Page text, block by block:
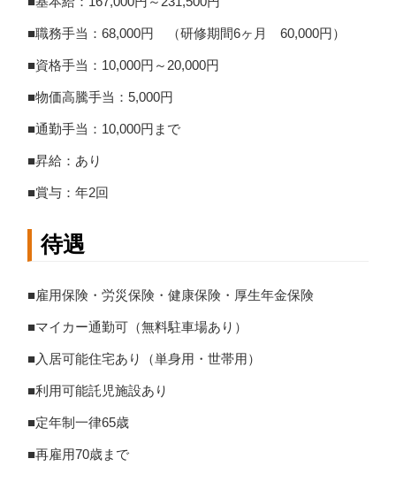
■職務手当：68,000円 （研修期間6ヶ月 60,000円）
■資格手当：10,000円～20,000円
■物価高騰手当：5,000円
■通勤手当：10,000円まで
■昇給：あり
■賞与：年2回
待遇
■雇用保険・労災保険・健康保険・厚生年金保険
■マイカー通勤可（無料駐車場あり）
■入居可能住宅あり（単身用・世帯用）
■利用可能託児施設あり
■定年制一律65歳
■再雇用70歳まで